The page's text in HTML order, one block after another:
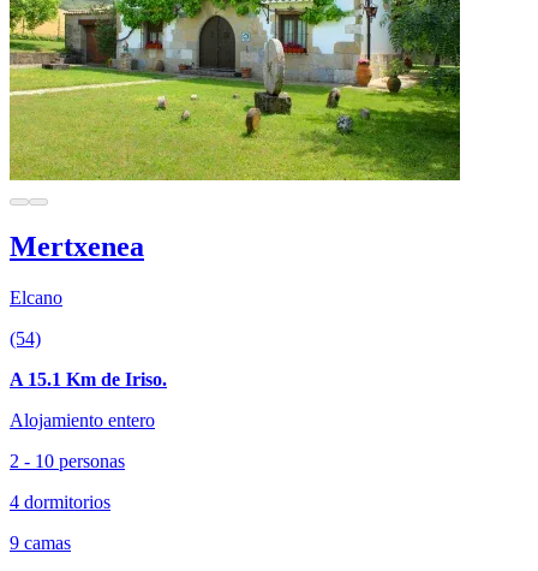
Mertxenea
Elcano
(54)
A 15.1 Km de Iriso.
Alojamiento entero
2 - 10 personas
4 dormitorios
9 camas